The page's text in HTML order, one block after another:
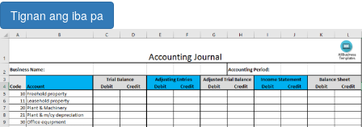
Tignan ang iba pa